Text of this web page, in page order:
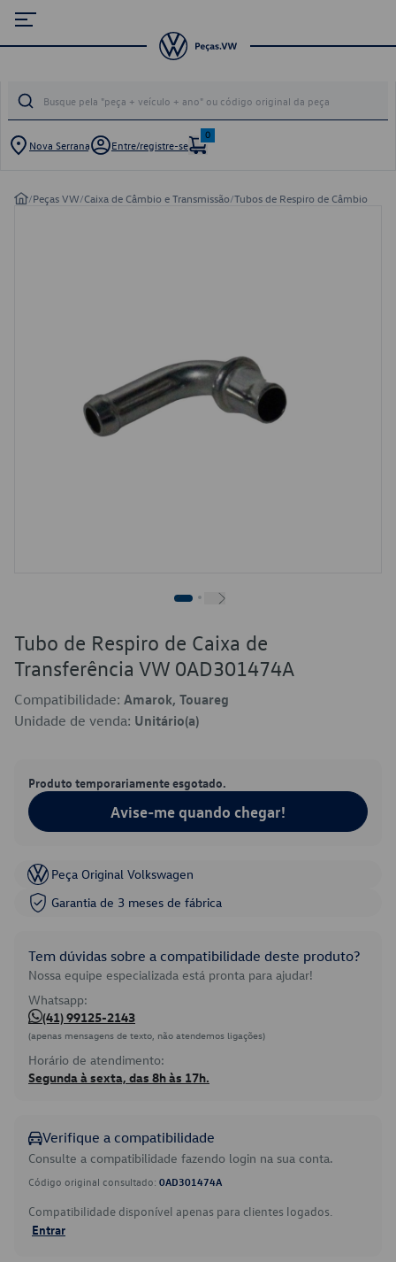
Nova Serrana Entre/registre-se
0
/Peças VW/Caixa de Câmbio e Transmissão/Tubos de Respiro de Câmbio
Tubo de Respiro de Caixa de
Transferência VW 0AD301474A
Compatibilidade: Amarok, Touareg
Unidade de venda: Unitário(a)
Produto temporariamente esgotado.
Avise-me quando chegar!
Peça Original Volkswagen
Garantia de 3 meses de fábrica
Tem dúvidas sobre a compatibilidade deste produto?
Nossa equipe especializada está pronta para ajudar!
Whatsapp:
(41) 99125-2143
(apenas mensagens de texto, não atendemos ligações)
Horário de atendimento:
Segunda à sexta, das 8h às 17h.
Verifique a compatibilidade
Consulte a compatibilidade fazendo login na sua conta.
Código original consultado: 0AD301474A
Compatibilidade disponível apenas para clientes logados.
Entrar